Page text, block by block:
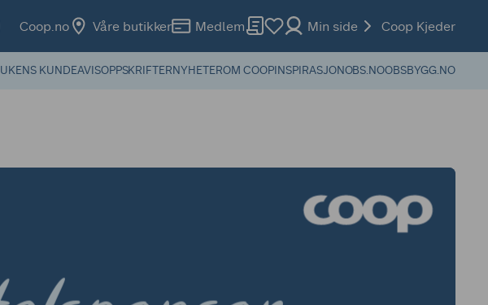
Coop.no Våre butikker Medlem Min side Coop Kjeder
UKENS KUNDEAVISOPPSKRIFTERNYHETEROM COOPINSPIRASJONOBS.NOOBSBYGG.NO